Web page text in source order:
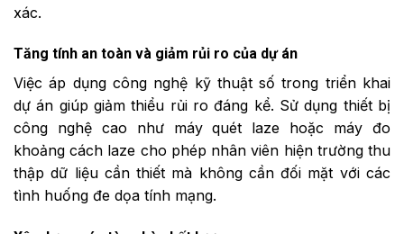
xác.
Tăng tính an toàn và giảm rủi ro của dự án
Việc áp dụng công nghệ kỹ thuật số trong triển khai
dự án giúp giảm thiểu rủi ro đáng kể. Sử dụng thiết bị
công nghệ cao như máy quét laze hoặc máy đo
khoảng cách laze cho phép nhân viên hiện trường thu
thập dữ liệu cần thiết mà không cần đối mặt với các
tình huống đe dọa tính mạng.